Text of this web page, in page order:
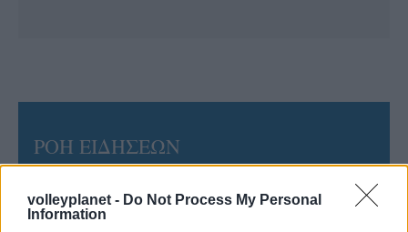
volleyplanet - Do Not Process My Personal
Information
ΡΟΗ ΕΙΔΗΣΕΩΝ
Το πάλεψε μέχρι τέλους η Εθνική γυναικών κόντρα
στην Ιταλία Β’